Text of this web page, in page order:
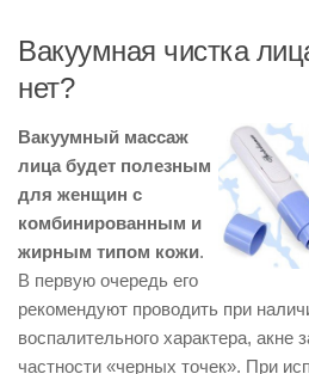
Вакуумная чистка
нет?
Вакуумный массаж
лица будет полезным
для женщин с
комбинированным и
жирным типом кожи.
В первую очередь его
рекомендуют проводить при
воспалительного характера, акне
частности «черных точек». При